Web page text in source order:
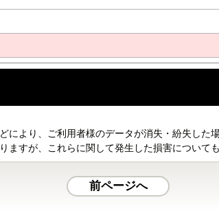
より、ご利用者様のデータが消失・紛失した
すが、これらに関して発生した損害について
前ページへ